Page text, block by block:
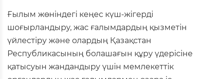
Ғылым жөніндегі кеңес күш-жігерді
шоғырландыру, жас ғалымдардың қызметін
үйлестіру және олардың Қазақстан
Республикасының болашағын құру үдерісіне
қатысуын жандандыру үшін мемлекеттік